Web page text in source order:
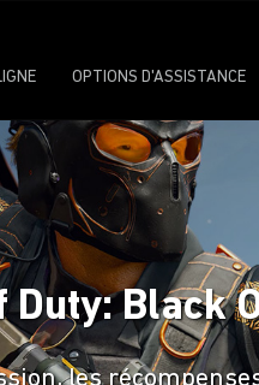
OPTIONS D'ASSISTANCE
Black